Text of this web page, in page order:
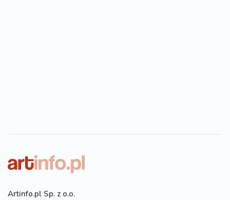
Artinfo.pl Sp. z o.o.